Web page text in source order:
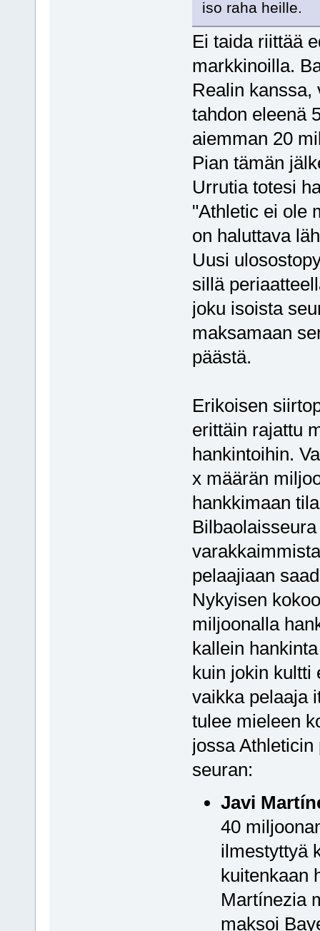
iso raha heille.
Ei taida riittää
markkinoilla.
Realin kanssa,
tahdon eleenä
aiemman 20
Pian tämän
Urrutia totesi
"Athletic ei ole
on haluttava
Uusi
sillä
joku isoista
maksamaan
päästä.
Erikoisen
erittäin rajattu
hankintoihin.
x määrän
hankkimaan
pelaajiaan
Nykyisen
miljoonalla
kallein
kuin jokin kultti
vaikka pelaaja
tulee mieleen
jossa
seuran:
Javi
40
ilmestyttyä
kuitenkaan
Martínezia
maksoi